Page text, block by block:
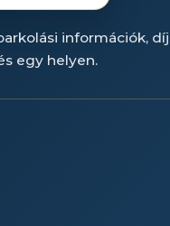
információk,
egy helyen.